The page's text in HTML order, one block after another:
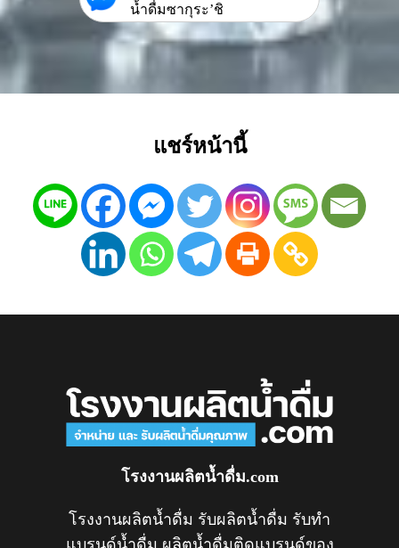
น้ำดื่มซากุระ’ชิ
แชร์หน้านี้
โรงงานผลิตน้ำดื่ม.com
โรงงานผลิตน้ำดื่ม รับผลิตน้ำดื่ม รับทำ
แบรนด์น้ำดื่ม ผลิตน้ำดื่มติดแบรนด์ของ